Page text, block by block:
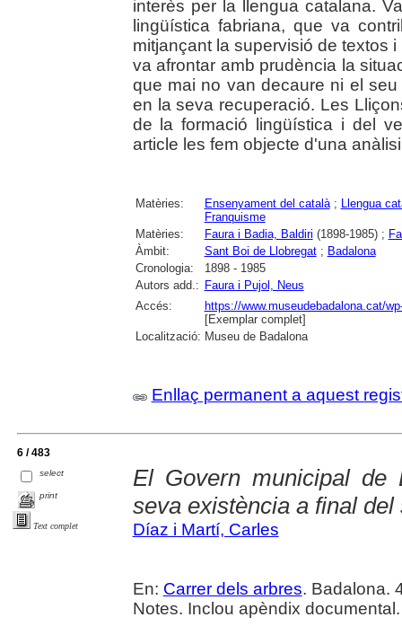
interès per la llengua catalana.
lingüística fabriana, que va
mitjançant la supervisió de textos
va afrontar amb prudència la
que mai no van decaure ni el
en la seva recuperació. Les
de la formació lingüística i del
article les fem objecte d'una
Matèries: Ensenyament del català; Llengua
Franquisme
Matèries:
Faura i Badia, Baldiri (1898-1985) ;
Àmbit:
Sant Boi de Llobregat; Badalona
Cronologia:
1898 - 1985
Autors add.: Faura i Pujol, Neus
Accés:
https://www.museudebadalona.cat/
[Exemplar complet]
Localització: Museu de Badalona
Enllaç permanent a aquest
6 / 483
select
print
Text complet
El Govern municipal
seva existència a final del
Díaz i Martí, Carles
En: Carrer dels arbres. Badalona.
Notes. Inclou apèndix documental.